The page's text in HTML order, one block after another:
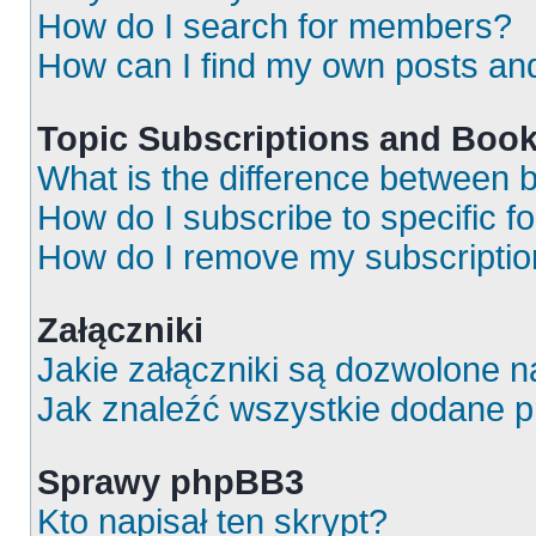
How do I search for members?
How can I find my own posts
Topic Subscriptions and
What is the difference between
How do I subscribe to specific
How do I remove my
Załączniki
Jakie załączniki są dozwolone
Jak znaleźć wszystkie dodane
Sprawy phpBB3
Kto napisał ten skrypt?